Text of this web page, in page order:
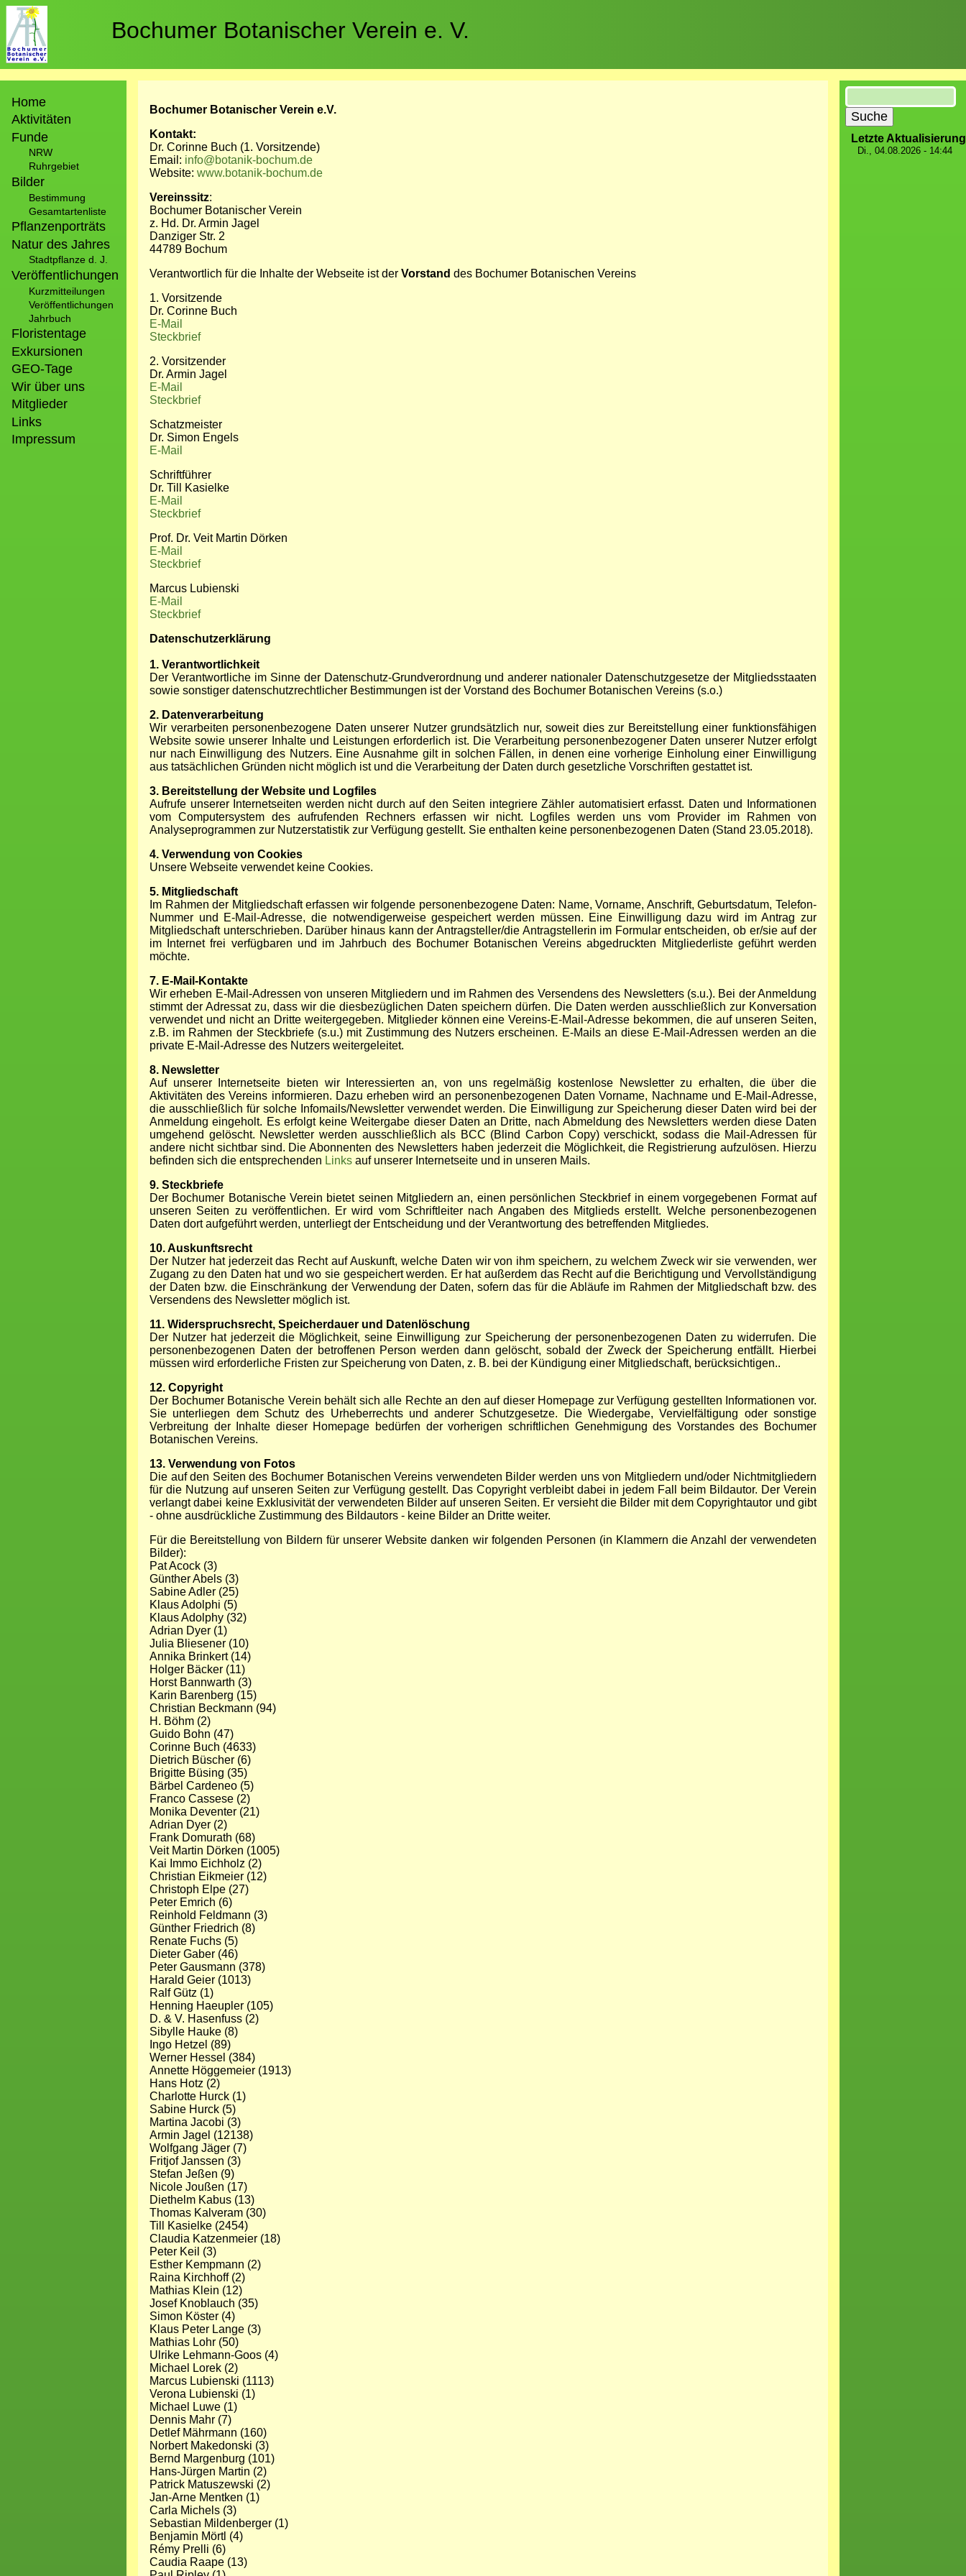
Direkt
zum
Inhalt
Bochumer Botanischer Verein e. V.
Home
Aktivitäten
Funde
NRW
Ruhrgebiet
Bilder
Bestimmung
Gesamtartenliste
Pflanzenporträts
Natur des Jahres
Stadtpflanze d. J.
Veröffentlichungen
Kurzmitteilungen
Veröffentlichungen
Jahrbuch
Floristentage
Exkursionen
GEO-Tage
Wir über uns
Mitglieder
Links
Impressum
Bochumer Botanischer Verein e.V.
Kontakt:
Dr. Corinne Buch (1. Vorsitzende)
Email: info@botanik-bochum.de
Website: www.botanik-bochum.de
Vereinssitz:
Bochumer Botanischer Verein
z. Hd. Dr. Armin Jagel
Danziger Str. 2
44789 Bochum
Verantwortlich für die Inhalte der Webseite ist der Vorstand des Bochumer Botanischen Vereins
1. Vorsitzende
Dr. Corinne Buch
E-Mail
Steckbrief
2. Vorsitzender
Dr. Armin Jagel
E-Mail
Steckbrief
Schatzmeister
Dr. Simon Engels
E-Mail
Schriftführer
Dr. Till Kasielke
E-Mail
Steckbrief
Prof. Dr. Veit Martin Dörken
E-Mail
Steckbrief
Marcus Lubienski
E-Mail
Steckbrief
Datenschutzerklärung
1. Verantwortlichkeit
Der Verantwortliche im Sinne der Datenschutz-Grundverordnung und anderer nationaler Datenschutzgesetze der Mitgliedsstaaten
sowie sonstiger datenschutzrechtlicher Bestimmungen ist der Vorstand des Bochumer Botanischen Vereins (s.o.)
2. Datenverarbeitung
Wir verarbeiten personenbezogene Daten unserer Nutzer grundsätzlich nur, soweit dies zur Bereitstellung einer funktionsfähigen
Website sowie unserer Inhalte und Leistungen erforderlich ist. Die Verarbeitung personenbezogener Daten unserer Nutzer erfolgt
nur nach Einwilligung des Nutzers. Eine Ausnahme gilt in solchen Fällen, in denen eine vorherige Einholung einer Einwilligung
aus tatsächlichen Gründen nicht möglich ist und die Verarbeitung der Daten durch gesetzliche Vorschriften gestattet ist.
3. Bereitstellung der Website und Logfiles
Aufrufe unserer Internetseiten werden nicht durch auf den Seiten integriere Zähler automatisiert erfasst. Daten und Informationen
vom Computersystem des aufrufenden Rechners erfassen wir nicht. Logfiles werden uns vom Provider im Rahmen von
Analyseprogrammen zur Nutzerstatistik zur Verfügung gestellt. Sie enthalten keine personenbezogenen Daten (Stand 23.05.2018).
4. Verwendung von Cookies
Unsere Webseite verwendet keine Cookies.
5. Mitgliedschaft
Im Rahmen der Mitgliedschaft erfassen wir folgende personenbezogene Daten: Name, Vorname, Anschrift, Geburtsdatum, Telefon-
Nummer und E-Mail-Adresse, die notwendigerweise gespeichert werden müssen. Eine Einwilligung dazu wird im Antrag zur
Mitgliedschaft unterschrieben. Darüber hinaus kann der Antragsteller/die Antragstellerin im Formular entscheiden, ob er/sie auf der
im Internet frei verfügbaren und im Jahrbuch des Bochumer Botanischen Vereins abgedruckten Mitgliederliste geführt werden
möchte.
7. E-Mail-Kontakte
Wir erheben E-Mail-Adressen von unseren Mitgliedern und im Rahmen des Versendens des Newsletters (s.u.). Bei der Anmeldung
stimmt der Adressat zu, dass wir die diesbezüglichen Daten speichern dürfen. Die Daten werden ausschließlich zur Konversation
verwendet und nicht an Dritte weitergegeben. Mitglieder können eine Vereins-E-Mail-Adresse bekommen, die auf unseren Seiten,
z.B. im Rahmen der Steckbriefe (s.u.) mit Zustimmung des Nutzers erscheinen. E-Mails an diese E-Mail-Adressen werden an die
private E-Mail-Adresse des Nutzers weitergeleitet.
8. Newsletter
Auf unserer Internetseite bieten wir Interessierten an, von uns regelmäßig kostenlose Newsletter zu erhalten, die über die
Aktivitäten des Vereins informieren. Dazu erheben wird an personenbezogenen Daten Vorname, Nachname und E-Mail-Adresse,
die ausschließlich für solche Infomails/Newsletter verwendet werden. Die Einwilligung zur Speicherung dieser Daten wird bei der
Anmeldung eingeholt. Es erfolgt keine Weitergabe dieser Daten an Dritte, nach Abmeldung des Newsletters werden diese Daten
umgehend gelöscht. Newsletter werden ausschließlich als BCC (Blind Carbon Copy) verschickt, sodass die Mail-Adressen für
andere nicht sichtbar sind. Die Abonnenten des Newsletters haben jederzeit die Möglichkeit, die Registrierung aufzulösen. Hierzu
befinden sich die entsprechenden Links auf unserer Internetseite und in unseren Mails.
9. Steckbriefe
Der Bochumer Botanische Verein bietet seinen Mitgliedern an, einen persönlichen Steckbrief in einem vorgegebenen Format auf
unseren Seiten zu veröffentlichen. Er wird vom Schriftleiter nach Angaben des Mitglieds erstellt. Welche personenbezogenen
Daten dort aufgeführt werden, unterliegt der Entscheidung und der Verantwortung des betreffenden Mitgliedes.
10. Auskunftsrecht
Der Nutzer hat jederzeit das Recht auf Auskunft, welche Daten wir von ihm speichern, zu welchem Zweck wir sie verwenden, wer
Zugang zu den Daten hat und wo sie gespeichert werden. Er hat außerdem das Recht auf die Berichtigung und Vervollständigung
der Daten bzw. die Einschränkung der Verwendung der Daten, sofern das für die Abläufe im Rahmen der Mitgliedschaft bzw. des
Versendens des Newsletter möglich ist.
11. Widerspruchsrecht, Speicherdauer und Datenlöschung
Der Nutzer hat jederzeit die Möglichkeit, seine Einwilligung zur Speicherung der personenbezogenen Daten zu widerrufen. Die
personenbezogenen Daten der betroffenen Person werden dann gelöscht, sobald der Zweck der Speicherung entfällt. Hierbei
müssen wird erforderliche Fristen zur Speicherung von Daten, z. B. bei der Kündigung einer Mitgliedschaft, berücksichtigen..
12. Copyright
Der Bochumer Botanische Verein behält sich alle Rechte an den auf dieser Homepage zur Verfügung gestellten Informationen vor.
Sie unterliegen dem Schutz des Urheberrechts und anderer Schutzgesetze. Die Wiedergabe, Vervielfältigung oder sonstige
Verbreitung der Inhalte dieser Homepage bedürfen der vorherigen schriftlichen Genehmigung des Vorstandes des Bochumer
Botanischen Vereins.
13. Verwendung von Fotos
Die auf den Seiten des Bochumer Botanischen Vereins verwendeten Bilder werden uns von Mitgliedern und/oder Nichtmitgliedern
für die Nutzung auf unseren Seiten zur Verfügung gestellt. Das Copyright verbleibt dabei in jedem Fall beim Bildautor. Der Verein
verlangt dabei keine Exklusivität der verwendeten Bilder auf unseren Seiten. Er versieht die Bilder mit dem Copyrightautor und gibt
- ohne ausdrückliche Zustimmung des Bildautors - keine Bilder an Dritte weiter.
Für die Bereitstellung von Bildern für unserer Website danken wir folgenden Personen (in Klammern die Anzahl der verwendeten
Bilder):
Pat Acock (3)
Günther Abels (3)
Sabine Adler (25)
Klaus Adolphi (5)
Klaus Adolphy (32)
Adrian Dyer (1)
Julia Bliesener (10)
Annika Brinkert (14)
Holger Bäcker (11)
Horst Bannwarth (3)
Karin Barenberg (15)
Christian Beckmann (94)
H. Böhm (2)
Guido Bohn (47)
Corinne Buch (4633)
Dietrich Büscher (6)
Brigitte Büsing (35)
Bärbel Cardeneo (5)
Franco Cassese (2)
Monika Deventer (21)
Adrian Dyer (2)
Frank Domurath (68)
Veit Martin Dörken (1005)
Kai Immo Eichholz (2)
Christian Eikmeier (12)
Christoph Elpe (27)
Peter Emrich (6)
Reinhold Feldmann (3)
Günther Friedrich (8)
Renate Fuchs (5)
Dieter Gaber (46)
Peter Gausmann (378)
Harald Geier (1013)
Ralf Gütz (1)
Henning Haeupler (105)
D. & V. Hasenfuss (2)
Sibylle Hauke (8)
Ingo Hetzel (89)
Werner Hessel (384)
Annette Höggemeier (1913)
Hans Hotz (2)
Charlotte Hurck (1)
Sabine Hurck (5)
Martina Jacobi (3)
Armin Jagel (12138)
Wolfgang Jäger (7)
Fritjof Janssen (3)
Stefan Jeßen (9)
Nicole Joußen (17)
Diethelm Kabus (13)
Thomas Kalveram (30)
Till Kasielke (2454)
Claudia Katzenmeier (18)
Peter Keil (3)
Esther Kempmann (2)
Raina Kirchhoff (2)
Mathias Klein (12)
Josef Knoblauch (35)
Simon Köster (4)
Klaus Peter Lange (3)
Mathias Lohr (50)
Ulrike Lehmann-Goos (4)
Michael Lorek (2)
Marcus Lubienski (1113)
Verona Lubienski (1)
Michael Luwe (1)
Dennis Mahr (7)
Detlef Mährmann (160)
Norbert Makedonski (3)
Bernd Margenburg (101)
Hans-Jürgen Martin (2)
Patrick Matuszewski (2)
Jan-Arne Mentken (1)
Carla Michels (3)
Sebastian Mildenberger (1)
Benjamin Mörtl (4)
Rémy Prelli (6)
Caudia Raape (13)
Suche
Letzte Aktualisierung
Di., 04.08.2026 - 14:44